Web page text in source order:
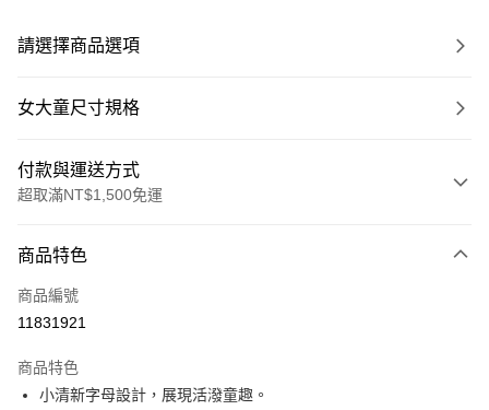
請選擇商品選項
女大童尺寸規格
付款與運送方式
超取滿NT$1,500免運
信用卡一次付款
信用卡分期付款
合作金庫商業銀行
華南商業銀行
超商取貨付款
商品特色
商品編號
11831921
商品特色
小清新字母設計，展現活潑童趣。